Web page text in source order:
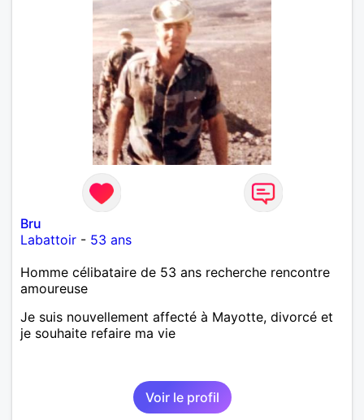
Bru
Labattoir - 53 ans
Homme célibataire de 53 ans recherche rencontre
amoureuse
Je suis nouvellement affecté à Mayotte, divorcé et
je souhaite refaire ma vie
Voir le profil